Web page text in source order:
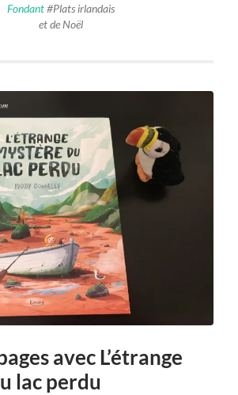
Fondant#Plats irlandais
et de Noël
avec L’étrange
lac perdu